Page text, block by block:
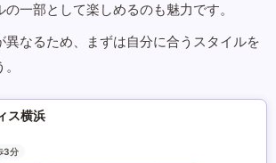
一部として楽しめるのも魅力です。
異なるため、まずは自分に合うスタイルを
ス横浜
3分